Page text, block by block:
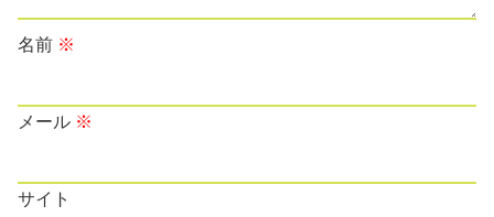
名前 ※
メール ※
サイト